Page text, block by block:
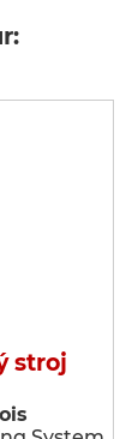
stroj